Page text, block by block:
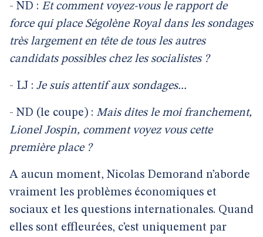
- ND : Et comment voyez-vous le rapport de
force qui place Ségolène Royal dans les sondages
très largement en tête de tous les autres
candidats possibles chez les socialistes ?
- LJ : Je suis attentif aux sondages...
- ND (le coupe) : Mais dites le moi franchement,
Lionel Jospin, comment voyez vous cette
première place ?
A aucun moment, Nicolas Demorand n’aborde
vraiment les problèmes économiques et
sociaux et les questions internationales. Quand
elles sont effleurées, c’est uniquement par